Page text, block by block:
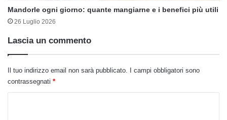
Mandorle ogni giorno: quante mangiarne e i benefici più utili
26 Luglio 2026
Lascia un commento
Il tuo indirizzo email non sarà pubblicato.
I campi obbligatori sono
contrassegnati *